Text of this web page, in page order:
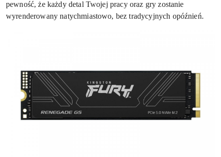
pewność, że każdy detal Twojej pracy oraz gry zostanie
wyrenderowany natychmiastowo, bez tradycyjnych opóźnień.